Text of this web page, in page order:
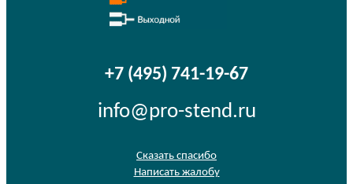
+7 (495) 741-19-67
info@pro-stend.ru
Сказать спасибо
Написать жалобу